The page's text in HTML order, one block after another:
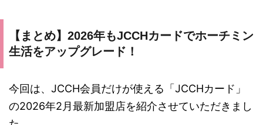
【まとめ】2026年もJCCHカードでホーチミン
生活をアップグレード！
今回は、JCCH会員だけが使える「JCCHカード」
の2026年2月最新加盟店を紹介させていただきまし